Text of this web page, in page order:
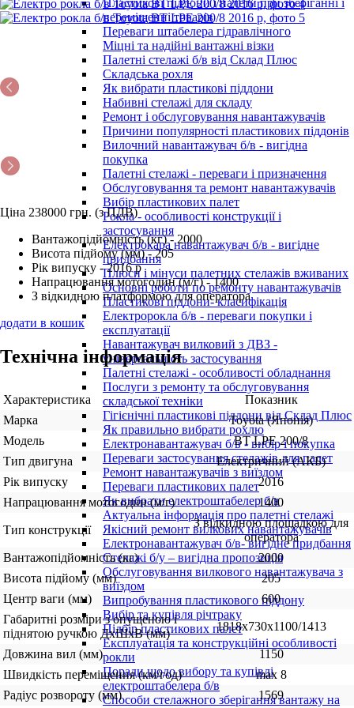
Пластикові піддони і палети при зберіганні і
переміщенні товарів
Переваги штабелера гідравлічного
Міцні та надійні вантажні візки
Палетні стелажі б/в від Склад Плюс
Складська рохля
Як вибрати пластикові піддони
Набивні стелажі для складу
Ремонт і обслуговування навантажувачів
Причини популярності пластикових піддонів
Вилочний навантажувач б/в - вигідна
покупка
Палетні стелажі - переваги і призначення
Обслуговування та ремонт навантажувачів
Вибір пластикових палет
Рокла - особливості конструкції і
застосування
Електрокара навантажувач б/в - вигідне
придбання
Плюси і мінуси палетних стелажів вживаних
Основні роботи по ремонту навантажувачів
Пластикові піддони- класифікація
Електророкла б/в - переваги покупки і
експлуатації
Навантажувач вилковий з ДВЗ -
універсальність застосування
Палетні стелажі - особливості обладнання
Послуги з ремонту та обслуговування
складської техніки
Гігієнічні пластикові піддони від Склад Плюс
Як правильно вибрати рохлю
Електронавантажувач б/в - вибір і покупка
Переваги застосування стелажів для палет
Ремонт навантажувачів з виїздом
Переваги пластикових палет
Як вибрати електроштабелер б/в
Актуальна інформація про палетні стелажі
Якісний ремонт вилкових навантажувачів
Електронавантажувач б/в- вигідне придбання
Стелажі б/у – вигідна пропозиція
Обслуговування вилкового навантажувача з
виїздом
Випробування пластикового піддону
Вибір та купівля річтраку
Підбір пластикових палет
Експлуатація та конструкційні особливості
рокли
Поради щодо вибору та купівлі
електроштабелера б/в
Способи стелажного зберігання вантажу на
Ціна 238000 грн. (з ПДВ)
Вантажопідйомність (кг) - 2000
Висота підйому (мм) - 205
Рік випуску - 2016 р
Напрацювання мотогодин (м/г) - 1400
З відкидною платформою для оператора
додати в кошик
Технічна інформація
Характеристика
Показник
Марка
Toyota (Японія)
Модель
BT LPE 200/8
Тип двигуна
Електричний (АКБ)
Рік випуску
2016
Напрацювання мотогодин (м/г)
1400
Тип конструкції
З відкидною площадкою для
оператора
Вантажопідйомність (кг)
2000
Висота підйому (мм)
205
Центр ваги (мм)
600
Габаритні розміри з опущеною і
піднятою ручкою ДхШхВ (мм)
1818х730х1100/1413
Довжина вил (мм)
1150
Швидкість переміщення (км/год)
max 8
Радіус розвороту (мм)
1569